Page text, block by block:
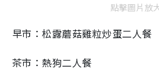
點擊圖片放
早市：松露蘑菇雞粒炒蛋二人餐
茶市：熱狗二人餐